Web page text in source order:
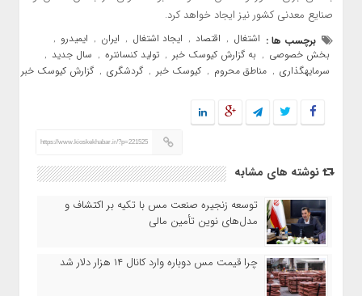
صنایع معدنی کشور نیز ایجاد خواهد کرد.
برچسب ها : اشتغال , اقتصاد , ایجاد اشتغال , ایران , ایمیدرو ,
بخش خصوصی , به گزارش کیوسک خبر , تولید کنسانتره , سال جدید ,
سرمایهگذاری , مناطق محروم , کیوسک خبر , گردشگری , گزارش کیوسک خبر
https://www.kioskekhabar.ir/?p=221525
نوشته های مشابه
توسعه زنجیره صنعت مس با تکیه بر اکتشاف و
مدل‌های نوین تأمین مالی
چرا قیمت مس دوباره وارد کانال ۱۴ هزار دلار شد